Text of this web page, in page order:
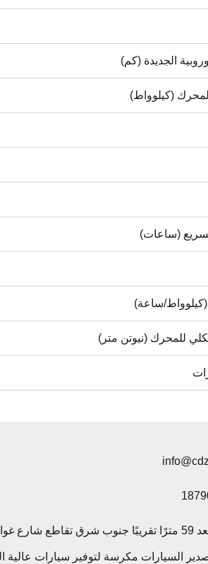
الجديدة (كم)
(كيلوواط)
(ساعات)
(كيلوواط/ساعة)
للمحرك (نيوتن متر)
شينشيانغ، مقاطعة خنان.
السيارات مكرسة لتوفير سيارات عالية